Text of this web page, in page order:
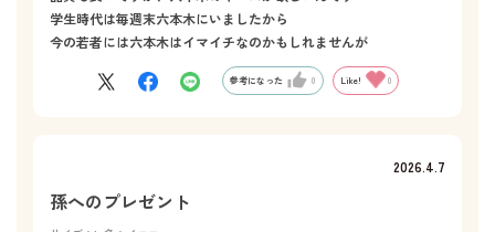
学生時代は毎週末六本木にいましたから
今の若者には六本木はイマイチなのかもしれませんが
参考になった 0 Like! 0
2026.4.7
孫へのプレゼント